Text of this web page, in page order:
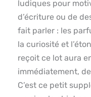
ludiques pour
d’écriture ou de
fait parler : les
la curiosité et
reçoit ce lot aura
immédiatement,
C’est ce petit